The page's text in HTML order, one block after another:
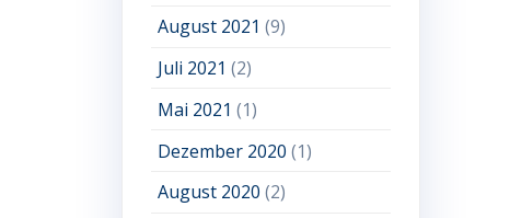
August 2021 (9)
Juli 2021 (2)
Mai 2021 (1)
Dezember 2020 (1)
August 2020 (2)